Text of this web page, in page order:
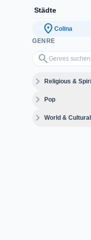
Städte
location_on Colina
GENRE
search
Genres suchen…
expand_moreReligious &
expand_morePop
expand_moreWorld & Cultural